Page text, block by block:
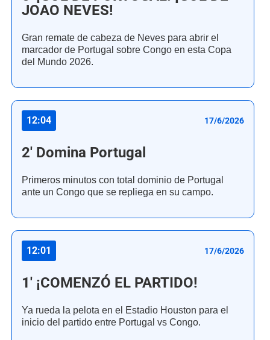
JOAO NEVES!
Gran remate de cabeza de Neves para abrir el
marcador de Portugal sobre Congo en esta Copa
del Mundo 2026.
12:04 17/6/2026
2' Domina Portugal
Primeros minutos con total dominio de Portugal
ante un Congo que se repliega en su campo.
12:01 17/6/2026
1' ¡COMENZÓ EL PARTIDO!
Ya rueda la pelota en el Estadio Houston para el
inicio del partido entre Portugal vs Congo.